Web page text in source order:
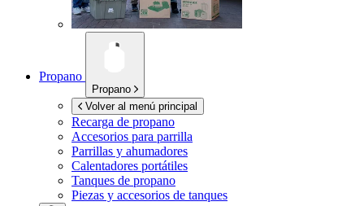
Propano
Propano
Volver al menú principal
Recarga de propano
Accesorios para parrilla
Parrillas y ahumadores
Calentadores portátiles
Tanques de propano
Piezas y accesorios de tanques